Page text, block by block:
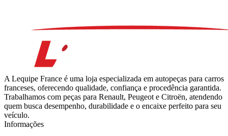
A Lequipe France é uma loja especializada em autopeças para carros
franceses, oferecendo qualidade, confiança e procedência garantida.
Trabalhamos com peças para Renault, Peugeot e Citroën, atendendo
quem busca desempenho, durabilidade e o encaixe perfeito para seu
veículo.
Informações